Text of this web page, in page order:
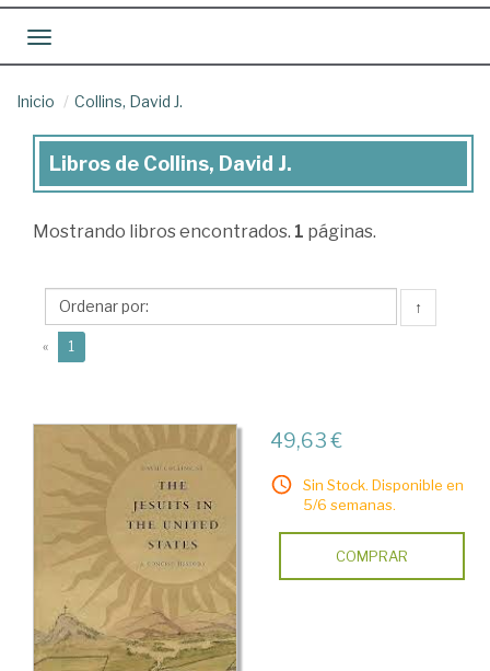
Toggle navigation
Inicio Collins, David J.
Libros
Collins,
Libros de Collins, David J.
Mostrando libros encontrados. 1 páginas.
↑
« 1
49,63 €
Sin Stock. Disponible en
5/6 semanas.
COMPRAR